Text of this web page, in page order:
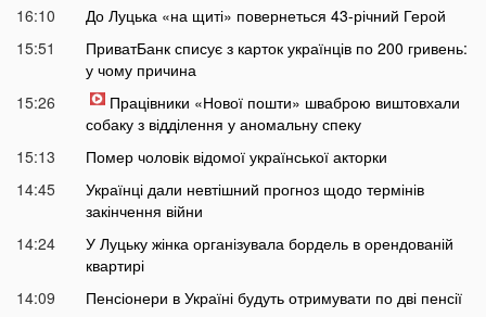
16:10
До Луцька «на щиті» повернеться 43-річний Герой
15:51
ПриватБанк списує з карток українців по 200 гривень:
у чому причина
15:26
Працівники «Нової пошти» шваброю виштовхали
собаку з відділення у аномальну спеку
15:13
Помер чоловік відомої української акторки
14:45
Українці дали невтішний прогноз щодо термінів
закінчення війни
14:24
У Луцьку жінка організувала бордель в орендованій
квартирі
14:09
Пенсіонери в Україні будуть отримувати по дві пенсії